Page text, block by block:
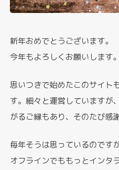
新年おめでとうございます。
今年もよろしくお願いします。
思いつきで始めたこのサイト
す。細々と運営していますが
がるご縁もあり、そのたび感
毎年そうは思っているのです
オフラインでももっとインタ